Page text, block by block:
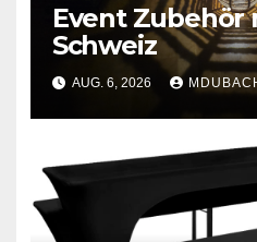
Event Zubehör
Schweiz
AUG. 6, 2026